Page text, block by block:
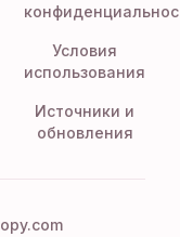
Условия
использования
Источники и
обновления